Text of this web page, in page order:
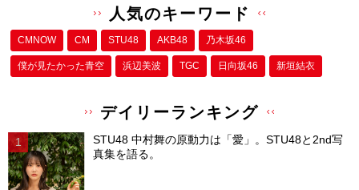
人気のキーワード
CMNOW CM STU48 AKB48 乃木坂46
僕が⾒たかった⻘空 浜辺美波 TGC 日向坂46 新垣結衣
デイリーランキング
STU48 中村舞の原動力は「愛」。STU48と2nd写
真集を語る。